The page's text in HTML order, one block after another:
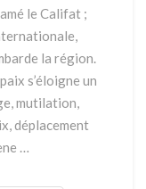
le Califat ;
la région.
s’éloigne un
mutilation,
déplacement
…